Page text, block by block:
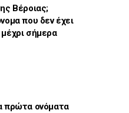
Βέροιας;
που δεν έχει
σήμερα
πρώτα ονόματα